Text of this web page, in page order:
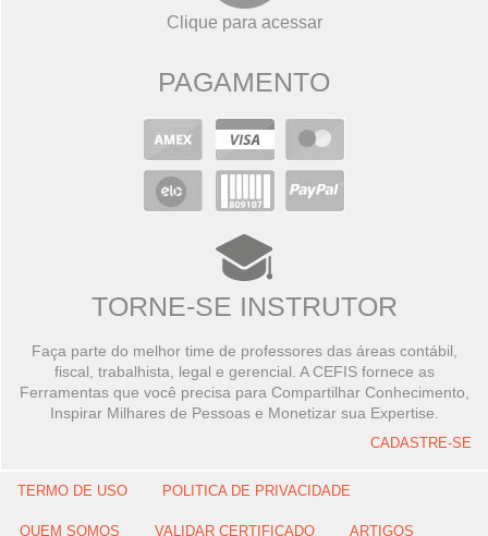
Clique para acessar
PAGAMENTO
TORNE-SE INSTRUTOR
Faça parte do melhor time de professores das áreas contábil,
fiscal, trabalhista, legal e gerencial. A CEFIS fornece as
Ferramentas que você precisa para Compartilhar Conhecimento,
Inspirar Milhares de Pessoas e Monetizar sua Expertise.
CADASTRE-SE
TERMO DE USO POLITICA DE PRIVACIDADE
QUEM SOMOS VALIDAR CERTIFICADO ARTIGOS